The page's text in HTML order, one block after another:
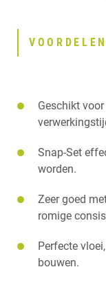
VOORDELEN
Geschikt
Snap-Set
worden.
Zeer goed
romige
Perfecte
bouwen.